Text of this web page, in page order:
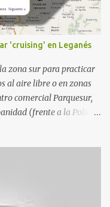
'cruising' en Leganés
zona sur para practicar
al aire libre o en zonas
comercial Parquesur,
(frente a la Policía